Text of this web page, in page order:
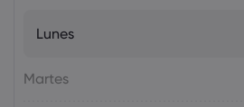
Lunes
Martes